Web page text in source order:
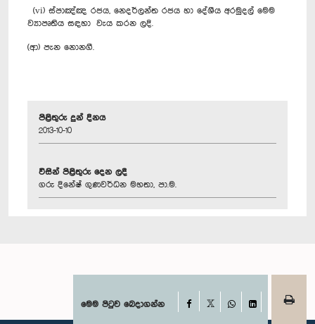
(vi) ස්පාඤ්ඤ රජය, නෙදර්ලන්ත රජය හා දේශීය අරමුදල් මෙම
ව්‍යාපෘතිය සඳහා වැය කරන ලදි.
(ආ) පැන නොනගී.
පිළිතුරු දුන් දිනය
2013-10-10
විසින් පිළිතුරු දෙන ලදී
ගරු දිනේෂ් ගුණවර්ධන මහතා, පා.ම.
මෙම පිටුව බෙදාගන්න Facebook
WhatsAppLinkedIn